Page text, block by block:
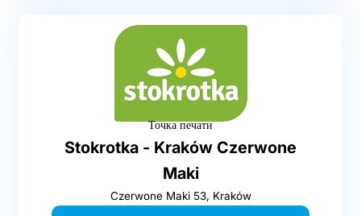
Точка печати
Stokrotka - Kraków Czerwone
Maki
Czerwone Maki 53, Kraków